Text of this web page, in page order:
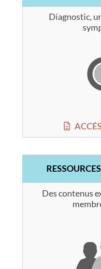
Diagnostic,
Des contenus